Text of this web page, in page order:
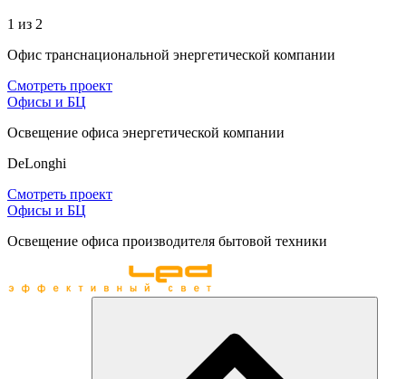
1 из 2
Офис транснациональной энергетической компании
Смотреть проект
Офисы и БЦ
Освещение офиса энергетической компании
DeLonghi
Смотреть проект
Офисы и БЦ
Освещение офиса производителя бытовой техники